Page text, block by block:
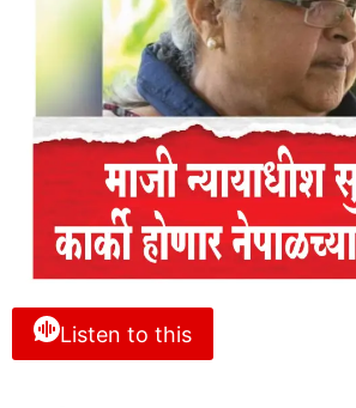
Listen to this